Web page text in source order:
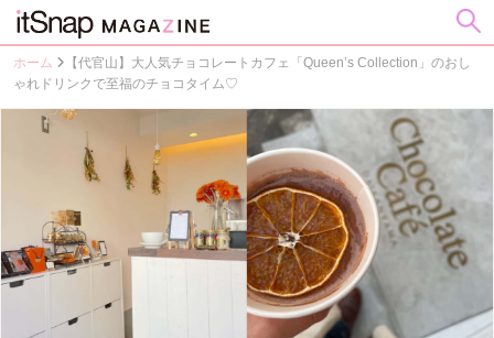
ホーム
【代官山】大人気チョコレートカフェ「Queen’s Collection」のおし
ゃれドリンクで至福のチョコタイム♡